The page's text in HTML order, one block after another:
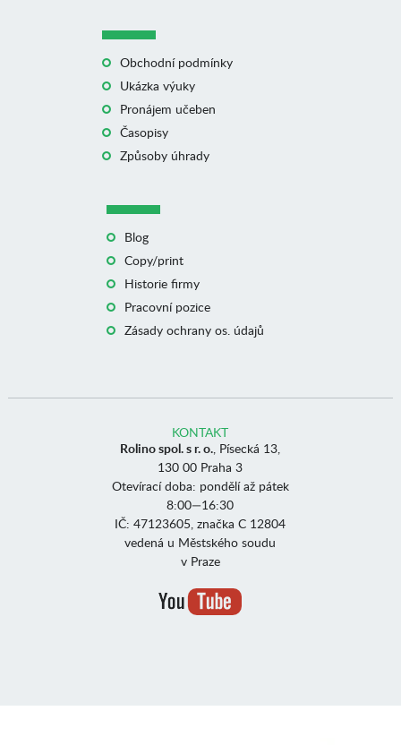
Obchodní podmínky
Ukázka výuky
Pronájem učeben
Časopisy
Způsoby úhrady
Blog
Copy/print
Historie firmy
Pracovní pozice
Zásady ochrany os. údajů
KONTAKT
Rolino spol. s r. o., Písecká 13,
130 00 Praha 3
Otevírací doba: pondělí až pátek
8:00—16:30
IČ: 47123605, značka C 12804
vedená u Městského soudu
v Praze